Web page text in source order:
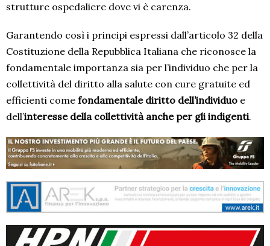
strutture ospedaliere dove vi è carenza.
Garantendo così i principi espressi dall’articolo 32 della
Costituzione della Repubblica Italiana che riconosce la
fondamentale importanza sia per l’individuo che per la
collettività del diritto alla salute con cure gratuite ed
efficienti come fondamentale diritto dell’individuo e
dell’interesse della collettività anche per gli indigenti.